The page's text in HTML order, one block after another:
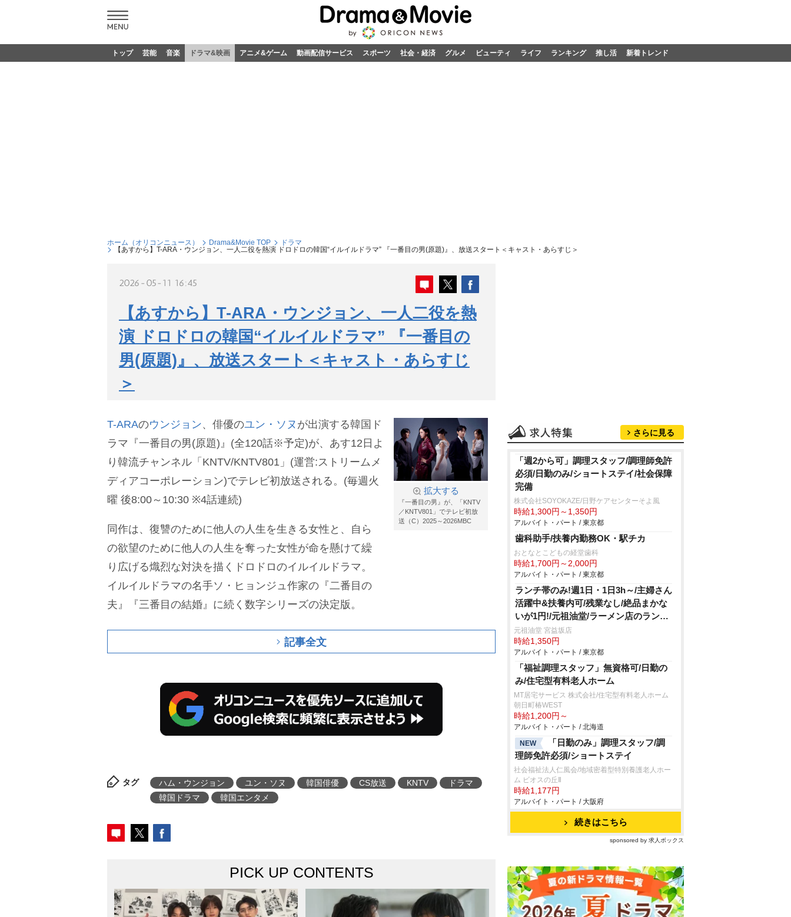
トップ 芸能 音楽 ドラマ&映画 アニメ&ゲーム 動画配信サービス スポーツ 社会・経済 グルメ ビューティ ライフ ランキング 推し活 新着トレンド
ホーム（オリコンニュース） Drama&Movie TOP
ドラマ
【あすから】T-ARA・ウンジョン、一人二役を熱演 ドロドロの韓国“イルイルドラマ” 『一番目の男(原題)』、放送スタート＜キャスト・あらすじ＞
2026-05-11 16:45
【あすから】T-ARA・ウンジョン、一人二役を熱
演 ドロドロの韓国“イルイルドラマ” 『一番目の
男(原題)』、放送スタート＜キャスト・あらすじ
＞
拡大する
『一番目の男』が、「KNTV
／KNTV801」でテレビ初放
送（C）2025～2026MBC
T-ARAのウンジョン、俳優のユン・ソヌ が出演する韓国ド
ラマ『一番目の男(原題)』(全120話※予定)が、あす12日よ
り韓流チャンネル「KNTV/KNTV801」(運営:ストリームメ
ディアコーポレーション)でテレビ初放送される。(毎週火
曜 後8:00～10:30 ※4話連続)
同作は、復讐のために他人の人生を生きる女性と、自ら
の欲望のために他人の人生を奪った女性が命を懸けて繰
り広げる熾烈な対決を描くドロドロのイルイルドラマ。
イルイルドラマの名手ソ・ヒョンジュ作家の『二番目の
夫』『三番目の結婚』に続く数字シリーズの決定版。
記事全文
タグ ハム・ウンジョン ユン・ソヌ 韓国俳優 CS放送 KNTV
ドラマ
韓国ドラマ
韓国エンタメ
PICK UP CONTENTS
さらに見る
「週2から可」調理スタッフ/調理師免許
必須/日勤のみ/ショートステイ/社会保障
完備
株式会社SOYOKAZE/日野ケアセンターそよ風
時給1,300円～1,350円
アルバイト・パート / 東京都
歯科助手/扶養内勤務OK・駅チカ
おとなとこどもの経堂歯科
時給1,700円～2,000円
アルバイト・パート / 東京都
ランチ帯のみ!週1日・1日3h～/主婦さん
活躍中&扶養内可/残業なし/絶品まかな
いが1円!/元祖油堂/ラーメン店のランチ
スタッフ
元祖油堂 宮益坂店
時給1,350円
アルバイト・パート / 東京都
「福祉調理スタッフ」無資格可/日勤の
み/住宅型有料老人ホーム
MT居宅サービス 株式会社/住宅型有料老人ホーム
朝日町椿WEST
時給1,200円～
アルバイト・パート / 北海道
NEW
「日勤のみ」調理スタッフ/調
理師免許必須/ショートステイ
社会福祉法人仁風会/地域密着型特別養護老人ホー
ム ビオスの丘Ⅱ
時給1,177円
アルバイト・パート / 大阪府
続きはこちら
sponsored by 求人ボックス